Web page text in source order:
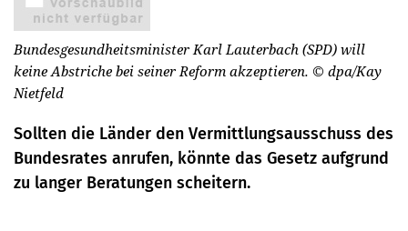
Bundesgesundheitsminister Karl Lauterbach (SPD) will
keine Abstriche bei seiner Reform akzeptieren. © dpa/Kay
Nietfeld
Sollten die Länder den Vermittlungsausschuss des
Bundesrates anrufen, könnte das Gesetz aufgrund
zu langer Beratungen scheitern.